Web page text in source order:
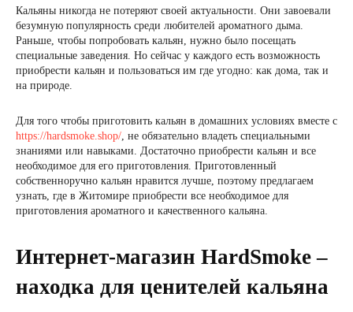
Кальяны никогда не потеряют своей актуальности. Они завоевали
безумную популярность среди любителей ароматного дыма.
Раньше, чтобы попробовать кальян, нужно было посещать
специальные заведения. Но сейчас у каждого есть возможность
приобрести кальян и пользоваться им где угодно: как дома, так и
на природе.
Для того чтобы приготовить кальян в домашних условиях вместе с
https://hardsmoke.shop/, не обязательно владеть специальными
знаниями или навыками. Достаточно приобрести кальян и все
необходимое для его приготовления. Приготовленный
собственноручно кальян нравится лучше, поэтому предлагаем
узнать, где в Житомире приобрести все необходимое для
приготовления ароматного и качественного кальяна.
Интернет-магазин HardSmoke –
находка для ценителей кальяна